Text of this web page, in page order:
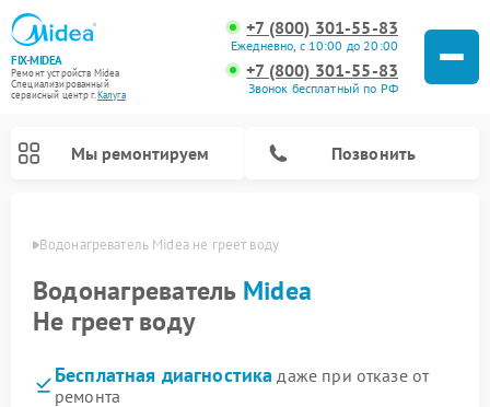
FIX-MIDEA
Ремонт устройств Midea
Специализированный
cервисный центр г.Калуга
+7 (800) 301-55-83
Ежедневно, с 10:00 до 20:00
+7 (800) 301-55-83
Звонок бесплатный по РФ
Мы ремонтируем Позвонить
Водонагреватель Midea не греет воду
Водонагреватель Midea
Не греет воду
Бесплатная диагностика даже при отказе от
ремонта